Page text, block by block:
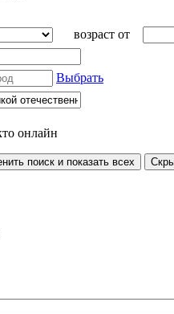
возраст от
Выбрать
онлайн